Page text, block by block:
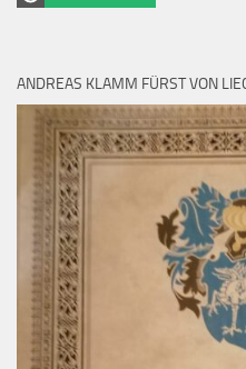
ANDREAS KLAMM FÜRST VON